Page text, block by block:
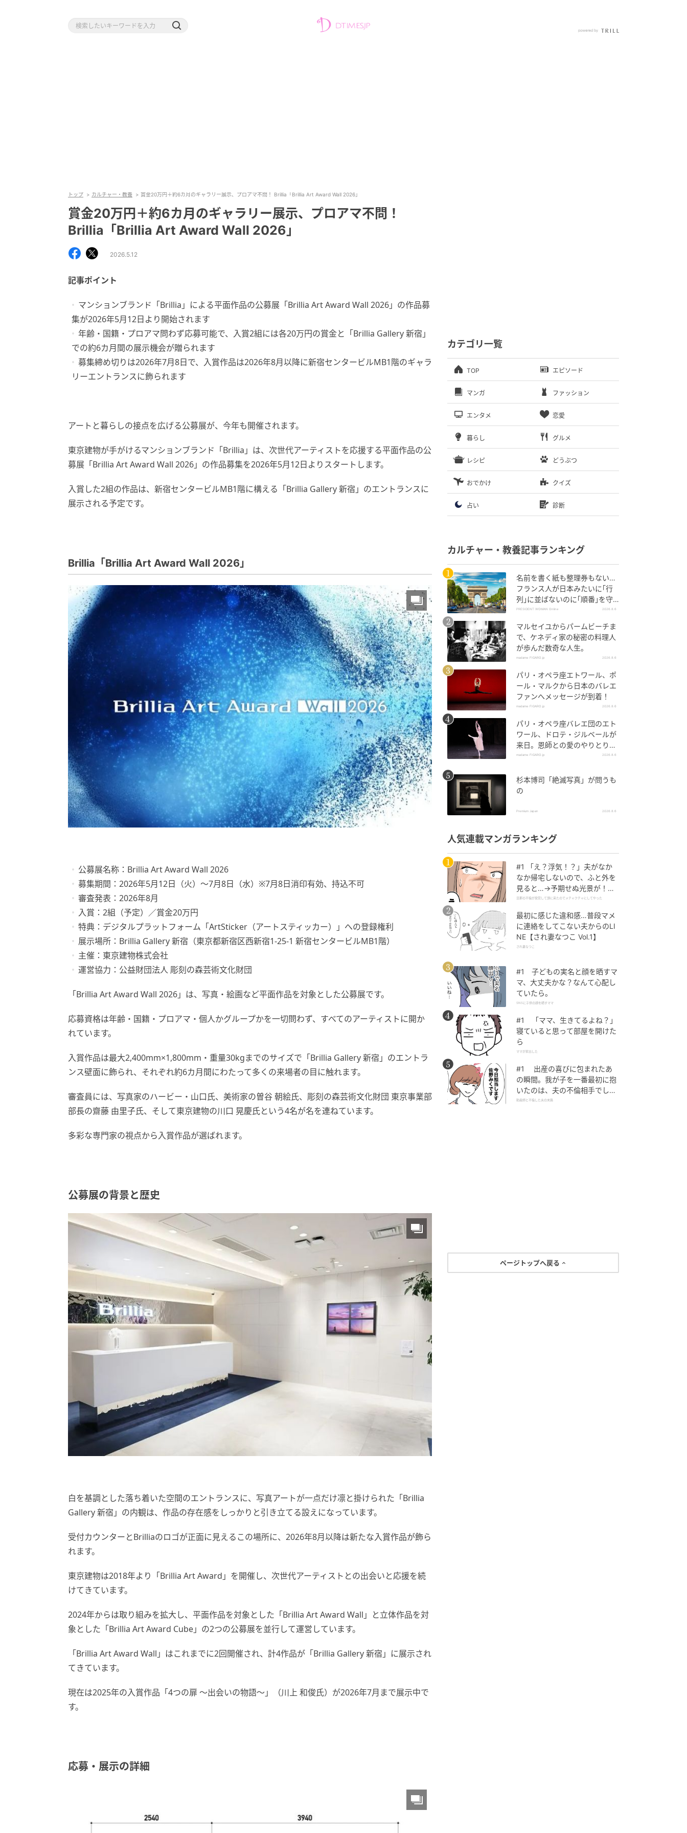
トップ カルチャー・教養 賞金20万円＋約6カ月のギャラリー展示、プロアマ不問！ Brillia「Brillia Art Award Wall 2026」
賞金20万円＋約6カ月のギャラリー展示、プロアマ不問！
Brillia「Brillia Art Award Wall 2026」
2026.5.12
記事ポイント
マンションブランド「Brillia」による平面作品の公募展「Brillia Art Award Wall 2026」の作品募
集が2026年5月12日より開始されます
年齢・国籍・プロアマ問わず応募可能で、入賞2組には各20万円の賞金と「Brillia Gallery 新宿」
での約6カ月間の展示機会が贈られます
募集締め切りは2026年7月8日で、入賞作品は2026年8月以降に新宿センタービルMB1階のギャラ
リーエントランスに飾られます
アートと暮らしの接点を広げる公募展が、今年も開催されます。
東京建物が手がけるマンションブランド「Brillia」は、次世代アーティストを応援する平面作品の公
募展「Brillia Art Award Wall 2026」の作品募集を2026年5月12日よりスタートします。
入賞した2組の作品は、新宿センタービルMB1階に構える「Brillia Gallery 新宿」のエントランスに
展示される予定です。
Brillia「Brillia Art Award Wall 2026」
公募展名称：Brillia Art Award Wall 2026
募集期間：2026年5月12日（火）〜7月8日（水）※7月8日消印有効、持込不可
審査発表：2026年8月
入賞：2組（予定）／賞金20万円
特典：デジタルプラットフォーム「ArtSticker（アートスティッカー）」への登録権利
展示場所：Brillia Gallery 新宿（東京都新宿区西新宿1-25-1 新宿センタービルMB1階）
主催：東京建物株式会社
運営協力：公益財団法人 彫刻の森芸術文化財団
「Brillia Art Award Wall 2026」は、写真・絵画など平面作品を対象とした公募展です。
応募資格は年齢・国籍・プロアマ・個人かグループかを一切問わず、すべてのアーティストに開か
れています。
入賞作品は最大2,400mm×1,800mm・重量30kgまでのサイズで「Brillia Gallery 新宿」のエントラ
ンス壁面に飾られ、それぞれ約6カ月間にわたって多くの来場者の目に触れます。
審査員には、写真家のハービー・山口氏、美術家の曽谷 朝絵氏、彫刻の森芸術文化財団 東京事業部
部長の齋藤 由里子氏、そして東京建物の川口 晃慶氏という4名が名を連ねています。
多彩な専門家の視点から入賞作品が選ばれます。
公募展の背景と歴史
白を基調とした落ち着いた空間のエントランスに、写真アートが一点だけ凛と掛けられた「Brillia
Gallery 新宿」の内観は、作品の存在感をしっかりと引き立てる設えになっています。
受付カウンターとBrilliaのロゴが正面に見えるこの場所に、2026年8月以降は新たな入賞作品が飾ら
れます。
東京建物は2018年より「Brillia Art Award」を開催し、次世代アーティストとの出会いと応援を続
けてきています。
2024年からは取り組みを拡大し、平面作品を対象とした「Brillia Art Award Wall」と立体作品を対
象とした「Brillia Art Award Cube」の2つの公募展を並行して運営しています。
「Brillia Art Award Wall」はこれまでに2回開催され、計4作品が「Brillia Gallery 新宿」に展示され
てきています。
現在は2025年の入賞作品「4つの扉 ～出会いの物語～」（川上 和俊氏）が2026年7月まで展示中で
す。
応募・展示の詳細
カテゴリ一覧
TOP エピソード
マンガ ファッション
エンタメ 恋愛
暮らし グルメ
レシピ どうぶつ
おでかけ クイズ
占い 診断
カルチャー・教養記事ランキング
名前を書く紙も整理券もない…
フランス人が日本みたいに｢行
列｣に並ばないのに｢順番｣を守
れる謎システム
PRESIDENT WOMAN Online 2026.8.6
マルセイユからパームビーチま
で、ケネディ家の秘密の料理人
が歩んだ数奇な人生。
madame FIGARO.jp 2026.8.6
パリ・オペラ座エトワール、ポ
ール・マルクから日本のバレエ
ファンへメッセージが到着！
madame FIGARO.jp 2026.8.6
パリ・オペラ座バレエ団のエト
ワール、ドロテ・ジルベールが
来日。恩師との愛のやりとりを
特別公開！
madame FIGARO.jp 2026.8.6
杉本博司「絶滅写真」が問うも
の
Premium Japan 2026.8.6
人気連載マンガランキング
#1 「え？浮気！？」夫がなか
なか帰宅しないので、ふと外を
見ると…→予期せぬ光景が！｜
旦那の不倫が発覚して頭に来た
旦那の不倫が発覚して頭に来たのでメチャクチャにしてやった
最初に感じた違和感…普段マメ
に連絡をしてこない夫からのLI
NE【され妻なつこ Vol.1】
され妻なつこ
#1 子どもの実名と顔を晒すマ
マ、大丈夫かな？なんて心配し
ていたら。
SNSに子供の顔を晒すママ
#1 「ママ、生きてるよね？」
寝ていると思って部屋を開けた
ら
ママが家出した
#1 出産の喜びに包まれたあ
の瞬間。我が子を一番最初に抱
いたのは、夫の不倫相手でし
た。
助産師と不倫した夫の末路
ページトップへ戻る